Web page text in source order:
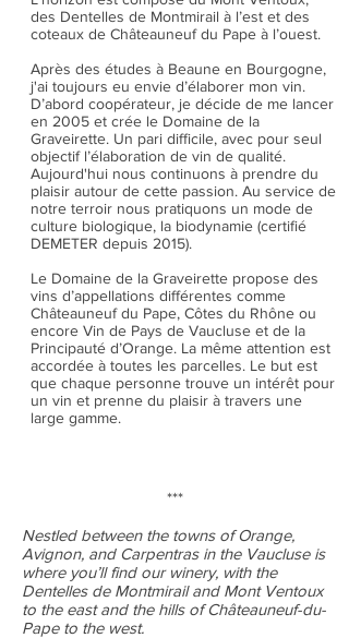
des Dentelles de Montmirail à l’est et des
coteaux de Châteauneuf du Pape à l’ouest.
Après des études à Beaune en Bourgogne,
j'ai toujours eu envie d’élaborer mon vin.
D’abord coopérateur, je décide de me lancer
en 2005 et crée le Domaine de la
Graveirette. Un pari difficile, avec pour seul
objectif l’élaboration de vin de qualité.
Aujourd'hui nous continuons à prendre du
plaisir autour de cette passion. Au service de
notre terroir nous pratiquons un mode de
culture biologique, la biodynamie (certifié
DEMETER depuis 2015).
Le Domaine de la Graveirette propose des
vins d’appellations différentes comme
Châteauneuf du Pape, Côtes du Rhône ou
encore Vin de Pays de Vaucluse et de la
Principauté d’Orange. La même attention est
accordée à toutes les parcelles. Le but est
que chaque personne trouve un intérêt pour
un vin et prenne du plaisir à travers une
large gamme.
***
Nestled between the towns of Orange,
Avignon, and Carpentras in the Vaucluse is
where you’ll find our winery, with the
Dentelles de Montmirail and Mont Ventoux
to the east and the hills of Châteauneuf-du-
Pape to the west.